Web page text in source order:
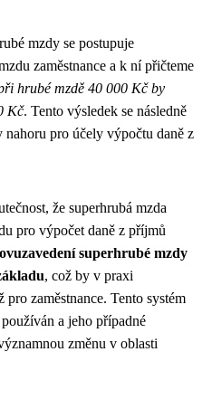
mzdy se postupuje
zaměstnance a k ní přičteme
hrubé mzdě 40 000 Kč by
Kč. Tento výsledek se následně
pro účely výpočtu daně z
že superhrubá mzda
pro výpočet daně z příjmů
superhrubé mzdy
, což by v praxi
zaměstnance. Tento systém
a jeho případné
změnu v oblasti